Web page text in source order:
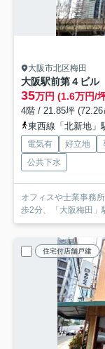
大阪市北区梅田
大阪駅前第４ビル
35万円 (1.6万円/
4階 / 21.85坪
東西線「北新地」
電気有 好立地
公共下水
オフィスや士業事務所、IT
歩2分、「大阪梅田」
住宅付店舗戸建